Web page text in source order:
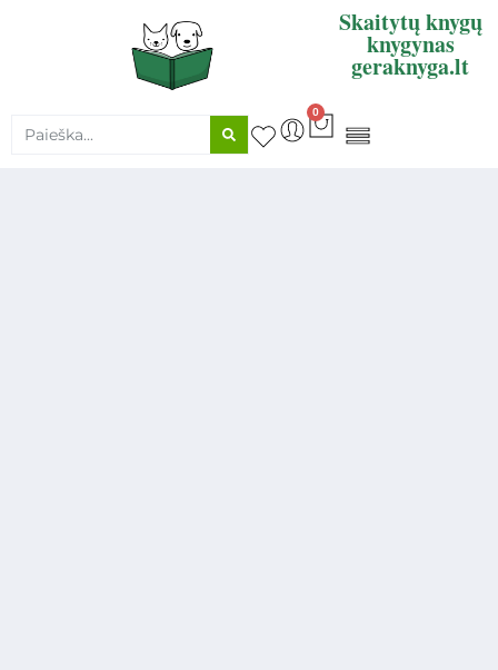
Skaitytų knygų
knygynas
geraknyga.lt
0